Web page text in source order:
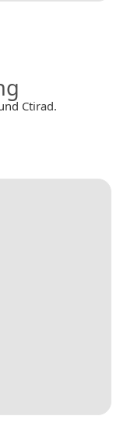
Ctirad.